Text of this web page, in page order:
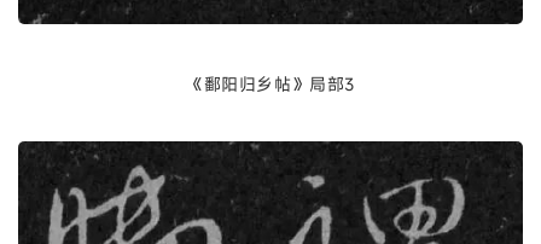
《鄱阳归乡帖》局部3